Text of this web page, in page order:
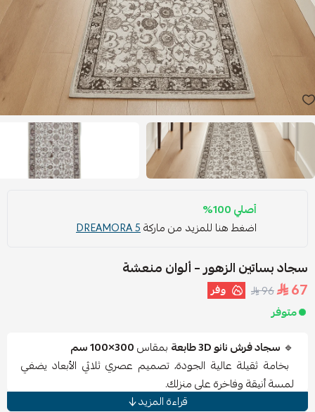
أصلي 100%
اضغط هنا للمزيد من ماركةDREAMORA 5
سجاد بساتين الزهور – ألوان منعشة
67
96 وفر
متوفر
🔹 سجاد فرش نانو 3D طابعة بمقاس300×100 سم
بخامة ثقيلة عالية الجودة، تصميم عصري ثلاثي الأبعاد يضفي
لمسة أنيقة وفاخرة على منزلك.
قراءة المزيد